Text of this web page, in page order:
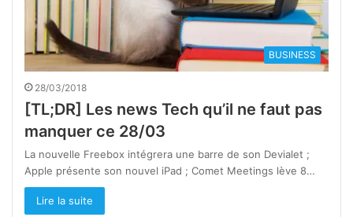
BUSINESS
28/03/2018
[TL;DR] Les news Tech qu’il ne faut pas
manquer ce 28/03
La nouvelle Freebox intégrera une barre de son Devialet ;
Apple présente son nouvel iPad ; Comet Meetings lève 8…
Lire la suite